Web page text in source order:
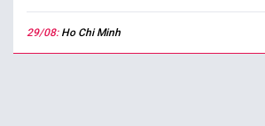
29/08: Ho Chi Minh